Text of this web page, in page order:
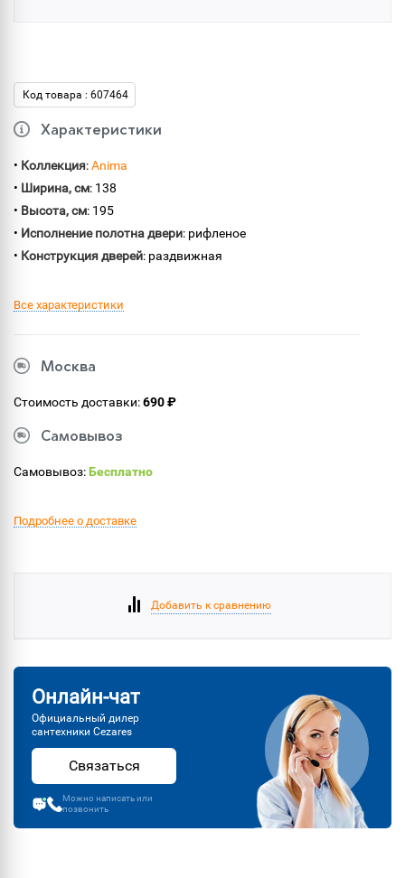
Код товара : 607464
Характеристики
• Коллекция:Anima
• Ширина, см: 138
• Высота, см: 195
• Исполнение полотна двери: рифленое
• Конструкция дверей: раздвижная
Все характеристики
Москва
Стоимость доставки:690 ₽
Самовывоз
Самовывоз:Бесплатно
Подробнее о доставке
Добавить к сравнению
Онлайн-чат
Официальный дилер
сантехники Cezares
Связаться
Можно написать или
позвонить